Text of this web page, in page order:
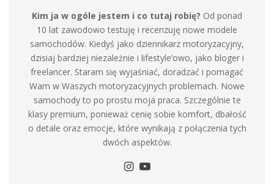
Kim ja w ogóle jestem i co tutaj robię? Od ponad
10 lat zawodowo testuję i recenzuję nowe modele
samochodów. Kiedyś jako dziennikarz motoryzacyjny,
dzisiaj bardziej niezależnie i lifestyle’owo, jako bloger i
freelancer. Staram się wyjaśniać, doradzać i pomagać
Wam w Waszych motoryzacyjnych problemach. Nowe
samochody to po prostu moja praca. Szczególnie te
klasy premium, ponieważ cenię sobie komfort, dbałość
o detale oraz emocje, które wynikają z połączenia tych
dwóch aspektów.